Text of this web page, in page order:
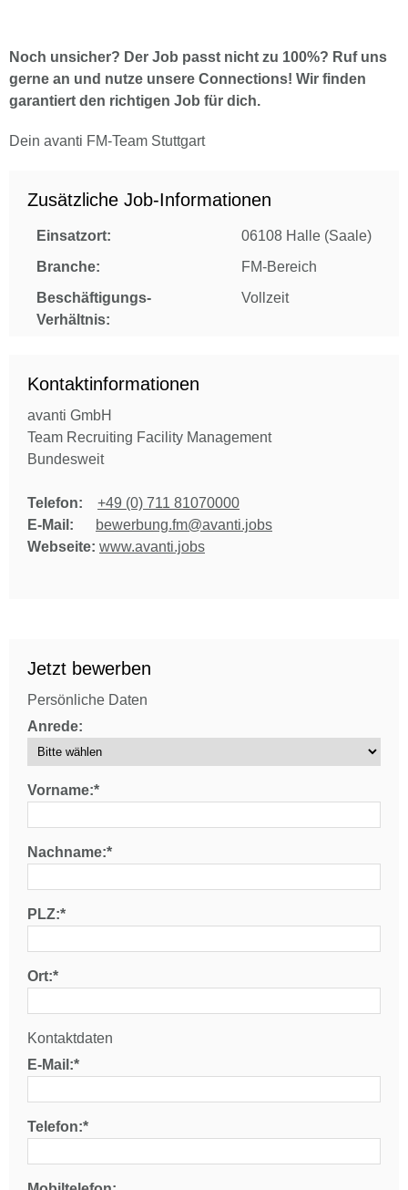
Noch unsicher? Der Job passt nicht zu 100%? Ruf uns
gerne an und nutze unsere Connections! Wir finden
garantiert den richtigen Job für dich.
Dein avanti FM-Team Stuttgart
Zusätzliche Job-Informationen
Einsatzort:
06108 Halle (Saale)
Branche:
FM-Bereich
Beschäftigungs-
Verhältnis:
Vollzeit
Kontaktinformationen
avanti GmbH
Team Recruiting Facility Management
Bundesweit
Telefon:
+49 (0) 711 81070000
E-Mail:
bewerbung.fm@avanti.jobs
Webseite: www.avanti.jobs
Jetzt bewerben
Persönliche Daten
Anrede:
Vorname:*
Nachname:*
PLZ:*
Ort:*
Kontaktdaten
E-Mail:*
Telefon:*